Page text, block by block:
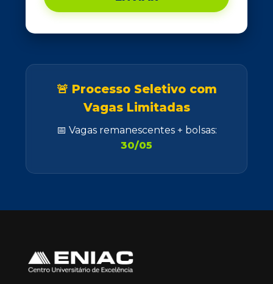
🚨 Processo Seletivo com
Vagas Limitadas
📅 Vagas remanescentes + bolsas:
30/05